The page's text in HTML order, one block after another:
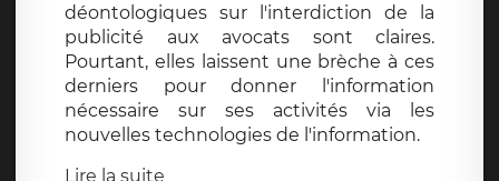
déontologiques sur l'interdiction de la
publicité aux avocats sont claires.
Pourtant, elles laissent une brèche à ces
derniers pour donner l'information
nécessaire sur ses activités via les
nouvelles technologies de l'information.
Lire la suite